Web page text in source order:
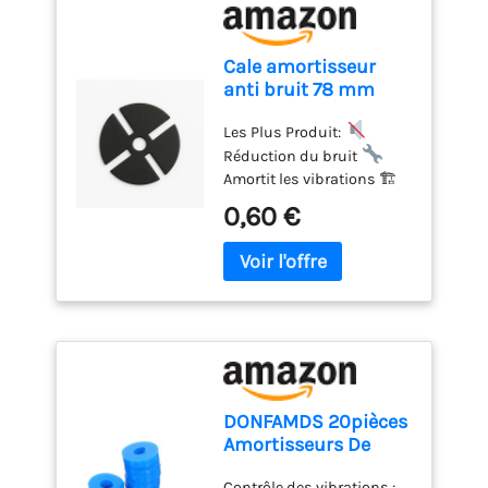
Cale amortisseur
anti bruit 78 mm
McCover Noir
Les Plus Produit:
Réduction du bruit
Amortit les vibrations 🏗
Pose durable 🌦
Résistante aux
intempéries Usage
Produit:
Terrasses en
ou composite
Carrelage extérieur sur
plots
Aménagements
extérieurs Composition:
Polypropylène recyclé
de l'emballage: 40 cm
0,60 €
DONFAMDS 20pièces
Amortisseurs De